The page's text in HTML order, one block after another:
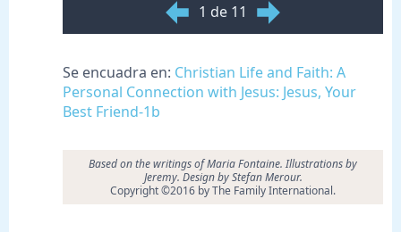
1 de 11
Se encuadra en: Christian Life and Faith: A
Personal Connection with Jesus: Jesus, Your
Best Friend-1b
Based on the writings of Maria Fontaine. Illustrations by
Jeremy. Design by Stefan Merour.
Copyright ©2016 by The Family International.